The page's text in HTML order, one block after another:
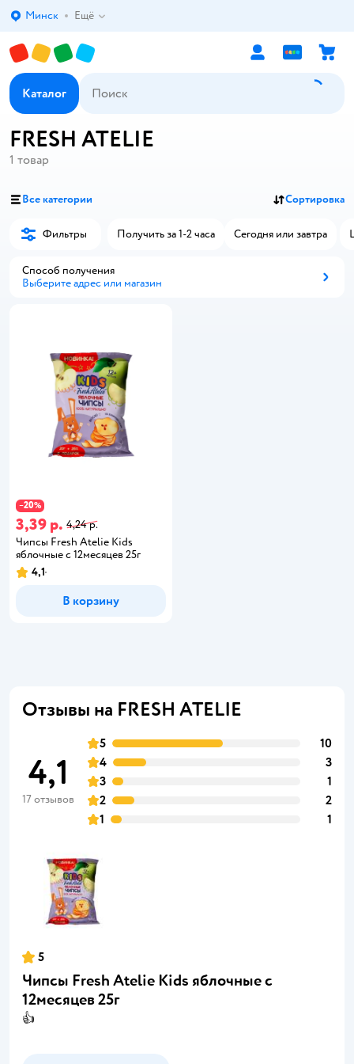
Выбор адреса доставки.
Минск Ещё
Каталог
FRESH ATELIE
1 товар
Все категории Сортировка
Фильтры Получить за 1-2 часа Сегодня или завтра
Способ получения
Выберите адрес или магазин
−20%
3,39 р. 4,24 р.
Чипсы Fresh Atelie Kids
яблочные с 12месяцев 25г
4,1
В корзину
Отзывы на FRESH ATELIE
4,1
17 отзывов
5
10
4
3
3
1
2
2
1
1
5
Чипсы Fresh Atelie Kids яблочные с
12месяцев 25г
👍